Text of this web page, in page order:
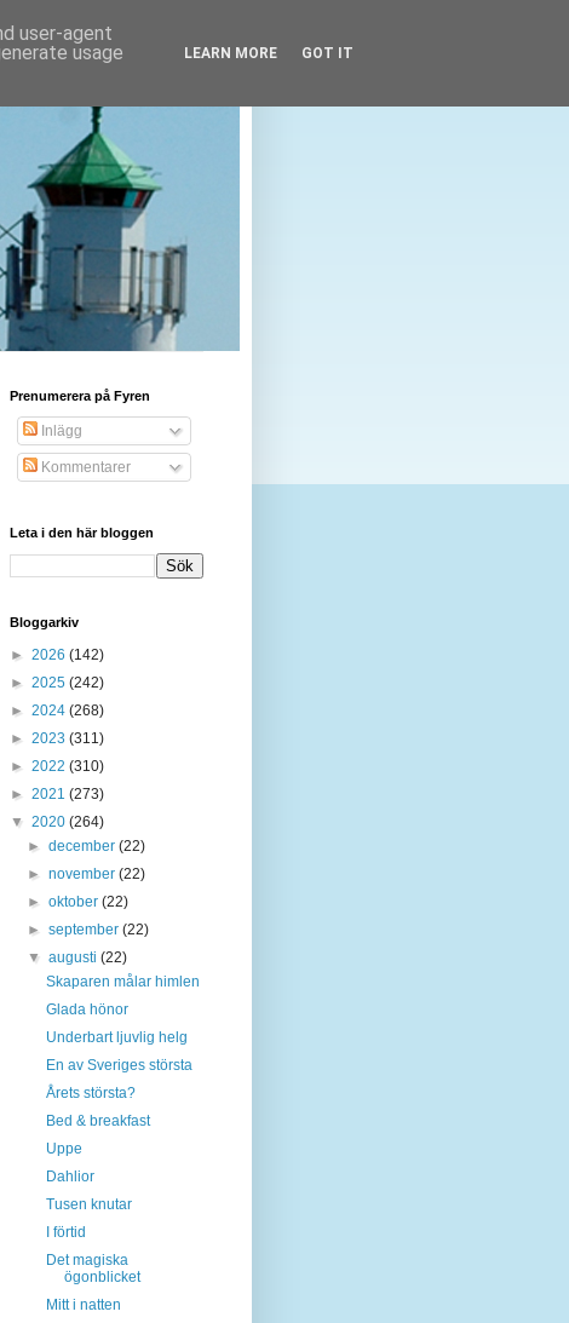
Prenumerera på Fyren
Inlägg
Kommentarer
Leta i den här bloggen
Bloggarkiv
► 2026 (142)
► 2025 (242)
► 2024 (268)
► 2023 (311)
► 2022 (310)
► 2021 (273)
▼ 2020 (264)
►december(22)
►november(22)
►oktober(22)
►september(22)
▼augusti(22)
Skaparen målar himlen
Glada hönor
Underbart ljuvlig helg
En av Sveriges största
Årets största?
Bed & breakfast
Uppe
Dahlior
Tusen knutar
I förtid
Det magiska
ögonblicket
Mitt i natten
user-agent
usage
LEARN MORE GOT IT